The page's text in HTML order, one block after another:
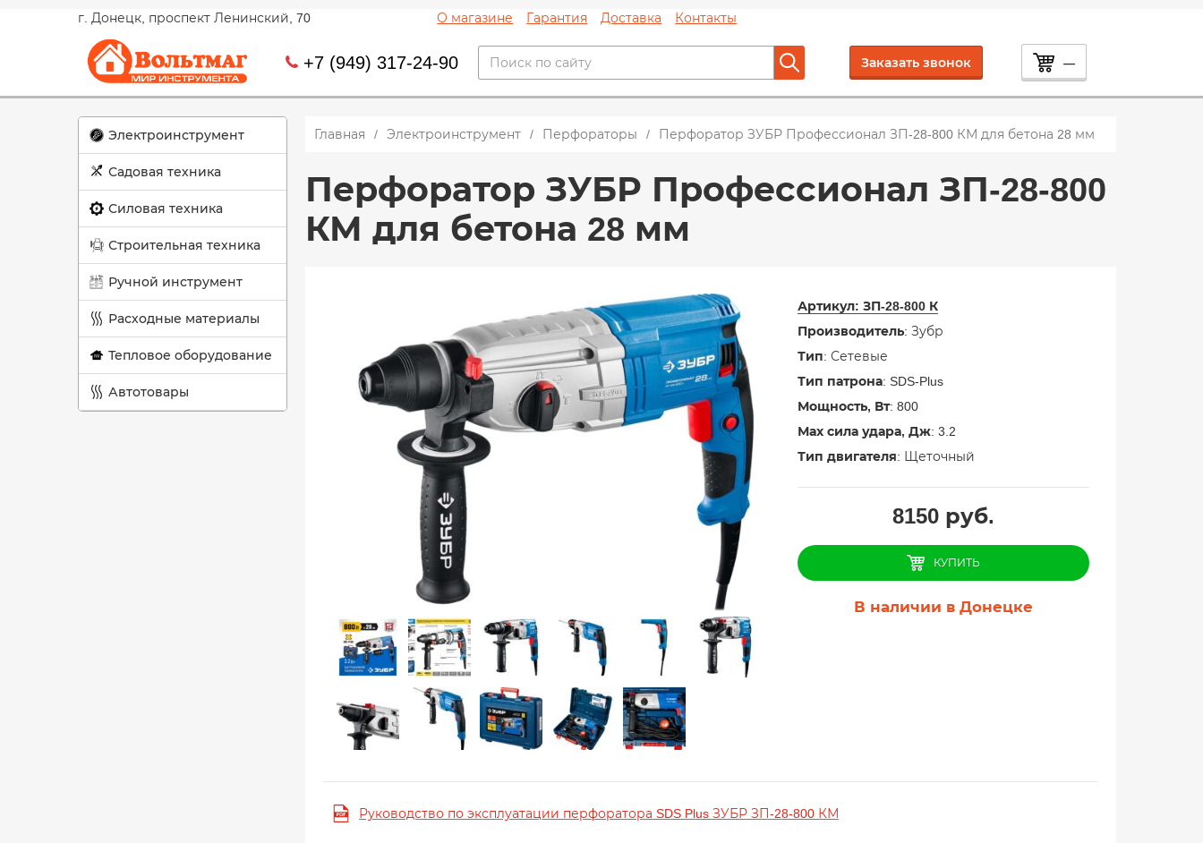
г. Донецк, проспект Ленинский, 70 О магазине Гарантия Доставка Контакты
+7 (949) 317-24-90 Заказать звонок —
Электроинструмент
Садовая техника
Силовая техника
Строительная техника
Ручной инструмент
Расходные материалы
Тепловое оборудование
Автотовары
Главная Электроинструмент Перфораторы Перфоратор ЗУБР Профессионал ЗП-28-800 КМ для бетона 28 мм
Перфоратор ЗУБР Профессионал ЗП-28-800
КМ для бетона 28 мм
Артикул: ЗП-28-800 К
Производитель: Зубр
Тип: Сетевые
Тип патрона: SDS-Plus
Мощность, Вт: 800
Мах сила удара, Дж: 3.2
Тип двигателя: Щеточный
8150руб.
КУПИТЬ
В наличии в Донецке
Руководство по эксплуатации перфоратора SDS Plus ЗУБР ЗП-28-800 КМ